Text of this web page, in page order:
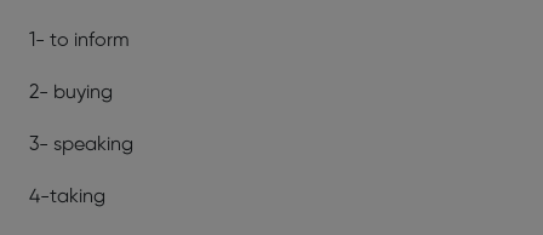
1- to inform
2- buying
3- speaking
4-taking